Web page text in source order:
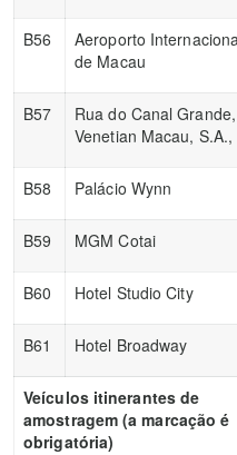
B56
Aeroporto
de Macau
B57
Rua do Canal Grande,
Venetian Macau, S.A.,
B58 Palácio Wynn
B59 MGM Cotai
B60 Hotel Studio City
B61 Hotel Broadway
Veículos itinerantes de
amostragem (a marcação é
obrigatória)